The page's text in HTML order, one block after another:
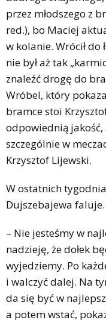
przez młodszego z
red.), bo Maciej
w kolanie. Wrócił do
nie był aż tak
znaleźć drogę do
Wróbel, który
bramce stoi
odpowiednią jakość,
szczególnie w
Krzysztof Lijewski.
W ostatnich
Dujszebajewa faluje.
– Nie jesteśmy w
nadzieję, że dołek
wyjedziemy. Po
i walczyć dalej. Na
da się być w
a potem wstać,